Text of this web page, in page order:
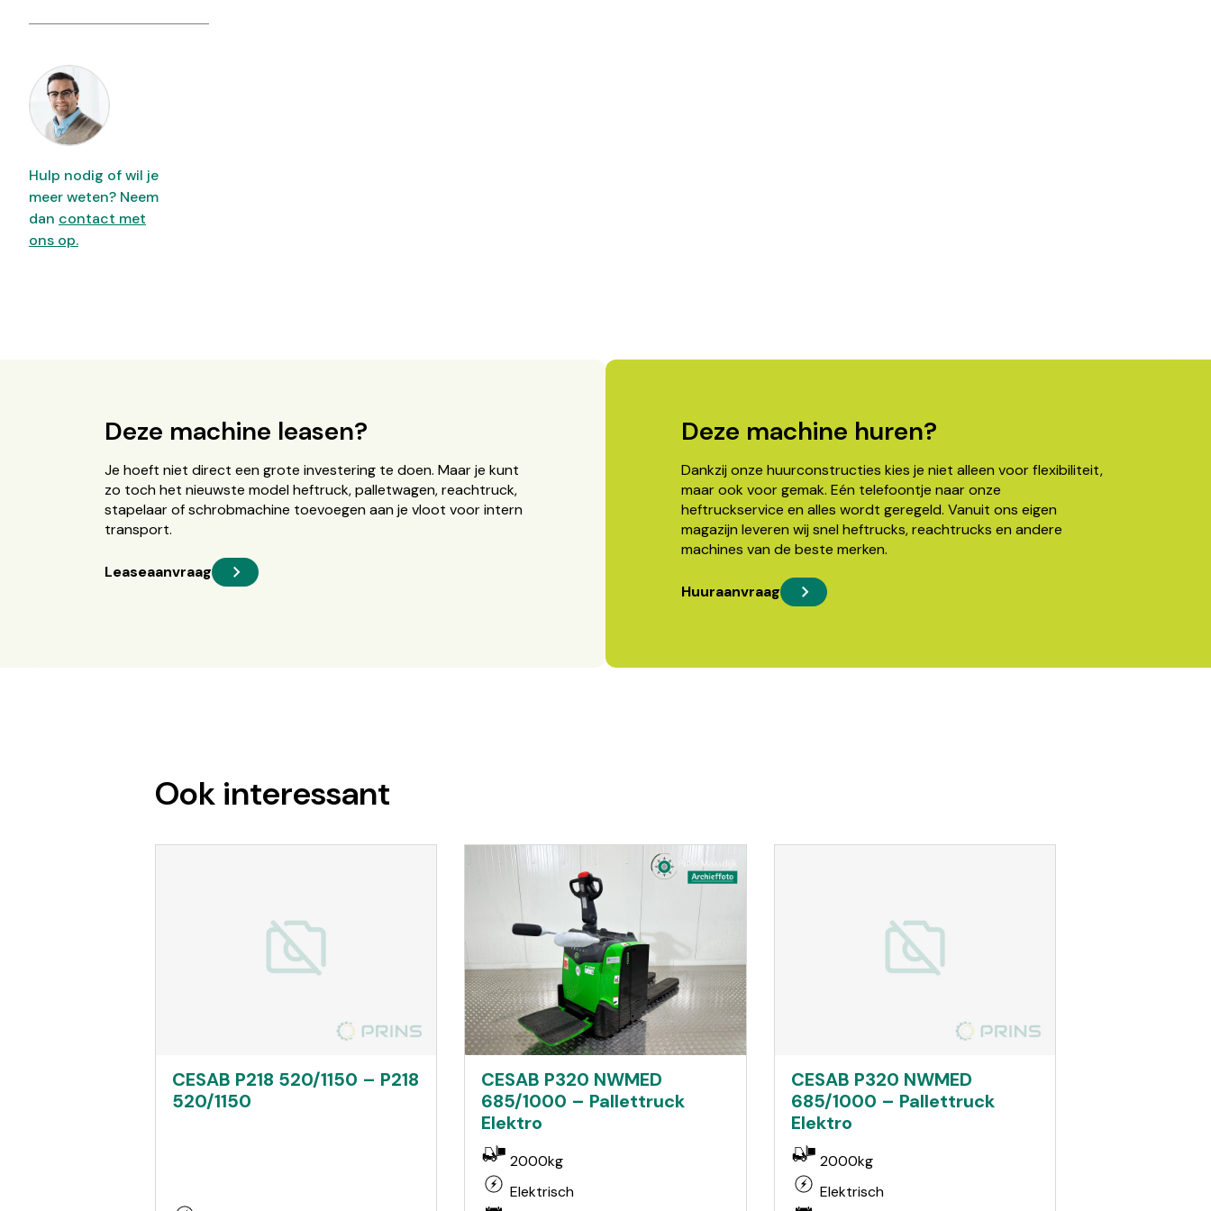
Hulp nodig of wil je
meer weten? Neem
dan contact met
ons op.
Deze machine leasen?
Je hoeft niet direct een grote investering te doen. Maar je kunt
zo toch het nieuwste model heftruck, palletwagen, reachtruck,
stapelaar of schrobmachine toevoegen aan je vloot voor intern
transport.
Leaseaanvraag
Deze machine huren?
Dankzij onze huurconstructies kies je niet alleen voor flexibiliteit,
maar ook voor gemak. Eén telefoontje naar onze
heftruckservice en alles wordt geregeld. Vanuit ons eigen
magazijn leveren wij snel heftrucks, reachtrucks en andere
machines van de beste merken.
Huuraanvraag
Ook interessant
CESAB P218 520/1150 – P218
520/1150
CESAB P320 NWMED
685/1000 – Pallettruck
Elektro
2000kg
Elektrisch
CESAB P320 NWMED
685/1000 – Pallettruck
Elektro
2000kg
Elektrisch